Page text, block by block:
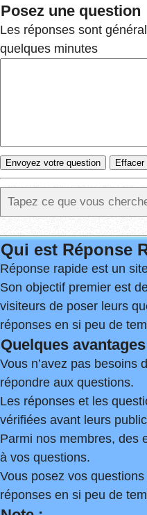
Posez une question
Les réponses sont
quelques minutes
Qui est Réponse
Réponse rapide est un
Son objectif premier est
visiteurs de poser leurs
réponses en si peu de
Quelques
Vous n’avez pas besoins
répondre aux questions.
Les réponses et les
vérifiées avant leurs
Parmi nos membres, des
à vos questions.
Vous posez vos
réponses en si peu de